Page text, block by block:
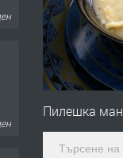
Пилешка